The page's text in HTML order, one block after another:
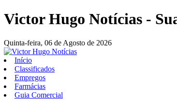
Victor Hugo Notícias -
Quinta-feira, 06 de Agosto de 2026
Início
Classificados
Empregos
Farmácias
Guia Comercial